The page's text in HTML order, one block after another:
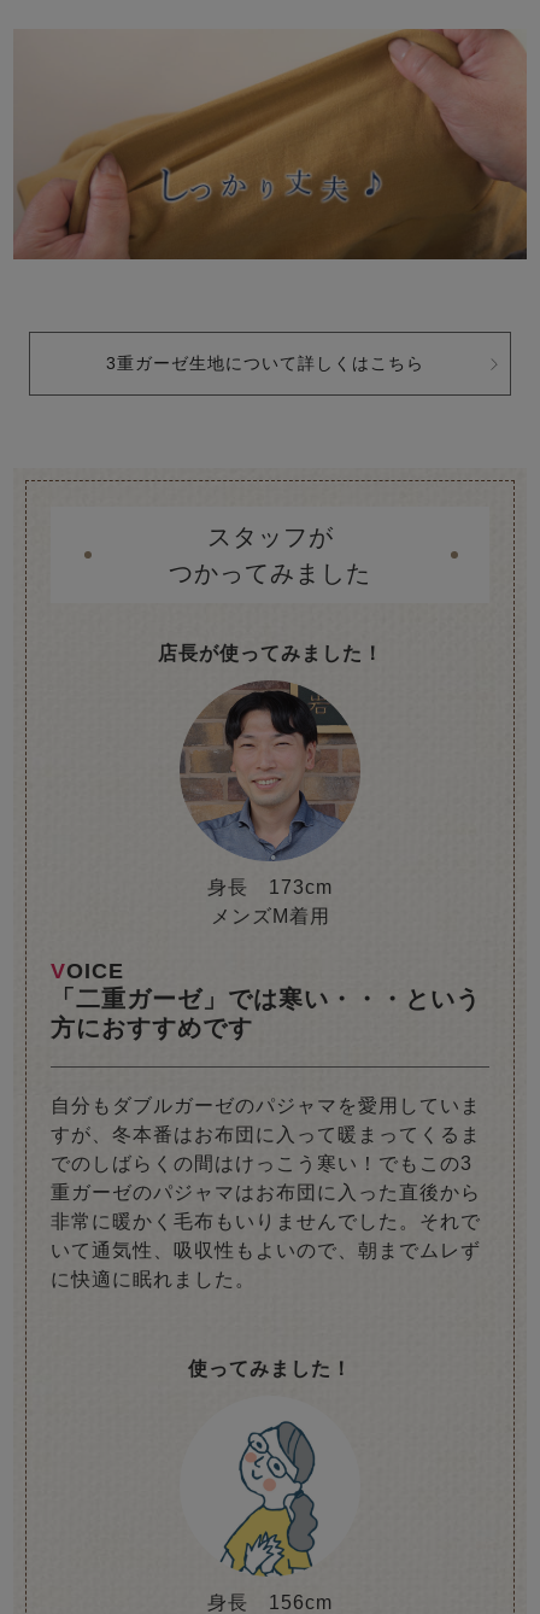
3重ガーゼ生地について詳しくはこちら
スタッフが
つかってみました
店長が使ってみました！
身長 173cm
メンズM着用
VOICE
「二重ガーゼ」では寒い・・・という
方におすすめです
自分もダブルガーゼのパジャマを愛用していま
すが、冬本番はお布団に入って暖まってくるま
でのしばらくの間はけっこう寒い！でもこの3
重ガーゼのパジャマはお布団に入った直後から
非常に暖かく毛布もいりませんでした。それで
いて通気性、吸収性もよいので、朝までムレず
に快適に眠れました。
使ってみました！
身長 156cm